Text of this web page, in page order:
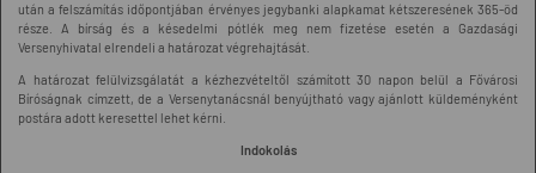
után a felszámítás időpontjában érvényes jegybanki alapkamat kétszeresének 365-öd
része. A bírság és a késedelmi pótlék meg nem fizetése esetén a Gazdasági
Versenyhivatal elrendeli a határozat végrehajtását.
A határozat felülvizsgálatát a kézhezvételtől számított 30 napon belül a Fővárosi
Bíróságnak címzett, de a Versenytanácsnál benyújtható vagy ajánlott küldeményként
postára adott keresettel lehet kérni.
Indokolás